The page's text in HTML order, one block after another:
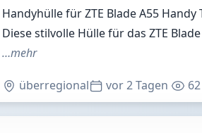
Handyhülle für ZTE Blade A55
Diese stilvolle Hülle für das ZTE
…mehr
überregional vor 2 Tagen 62